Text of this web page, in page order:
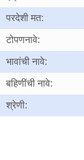
परदेशी मत:
टोपणनावे:
भावांची नावे:
बहिणींची नावे:
श्रेणी: